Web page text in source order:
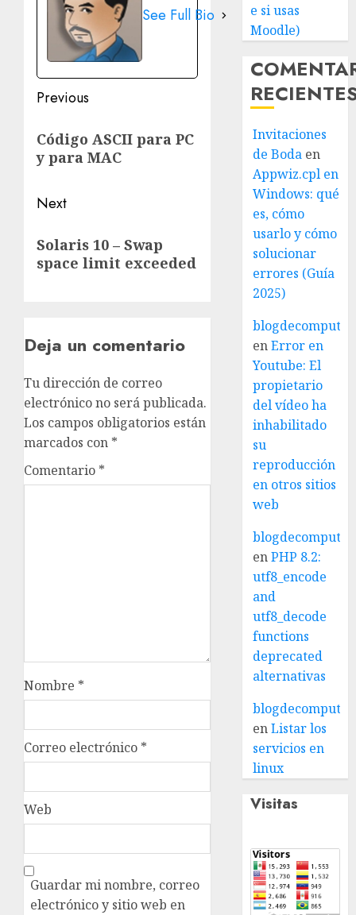
See Full Bio
Post
navigation
Previous
post:
Código ASCII para PC
y para MAC
Next
post:
Solaris 10 – Swap
space limit exceeded
Deja un comentario
Tu dirección de correo
electrónico no será publicada.
Los campos obligatorios están
marcados con *
Comentario *
Nombre *
Correo electrónico *
Web
Guardar mi nombre, correo
electrónico y sitio web en
e si usas
Moodle)
Invitaciones
de Boda en
Appwiz.cpl en
Windows: qué
es, cómo
usarlo y cómo
solucionar
errores (Guía
2025)
enError en
Youtube: El
propietario
del vídeo ha
inhabilitado
su
reproducción
en otros sitios
web
enPHP 8.2:
utf8_encode
and
utf8_decode
functions
deprecated
alternativas
enListar los
servicios en
linux
Visitas